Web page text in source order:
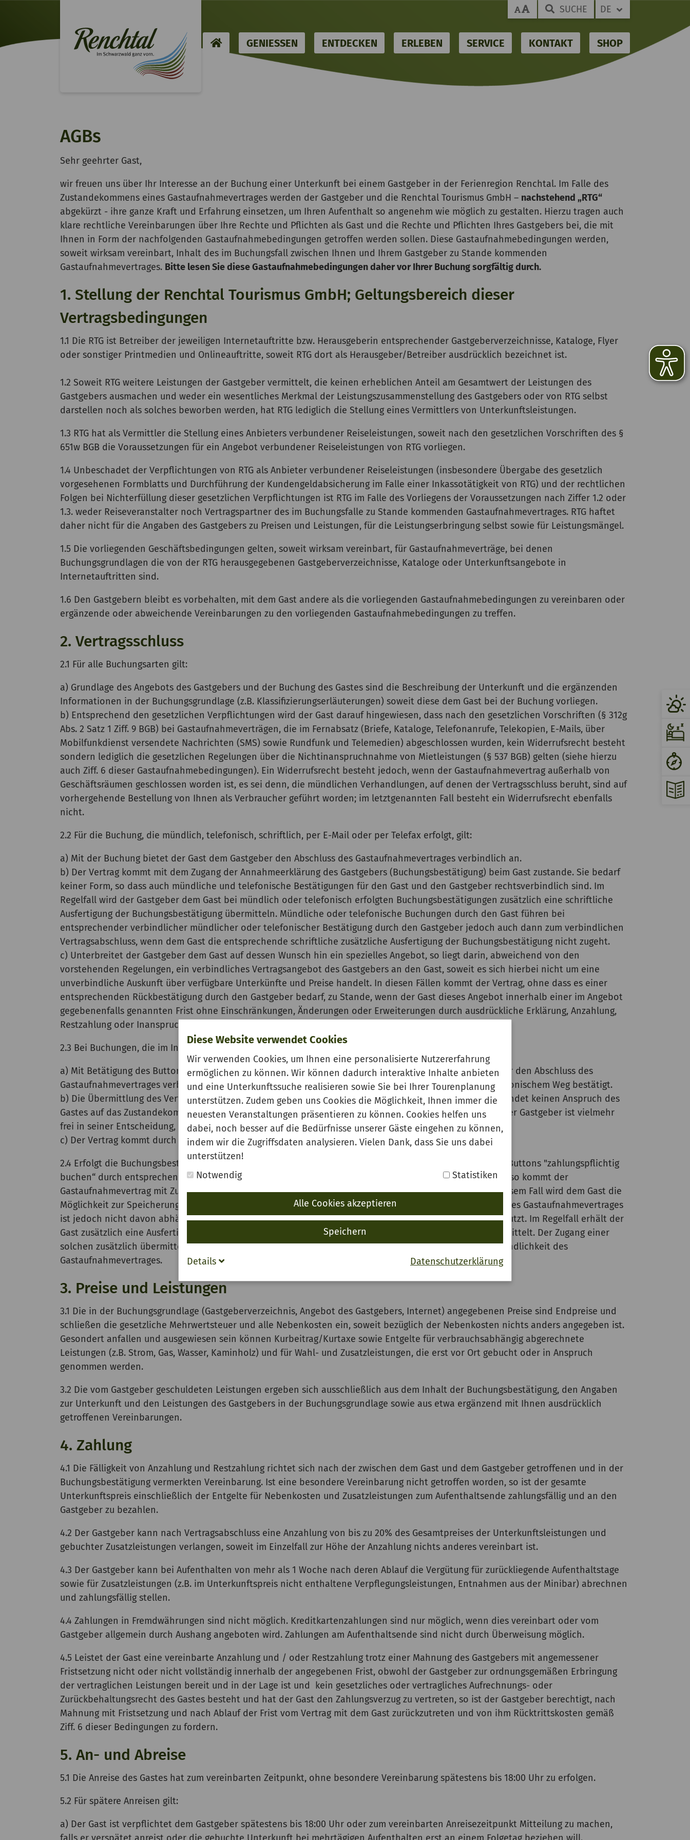
Diese Website verwendet Cookies
Wir verwenden Cookies, um Ihnen eine personalisierte Nutzererfahrung
ermöglichen zu können. Wir können dadurch interaktive Inhalte anbieten
und eine Unterkunftssuche realisieren sowie Sie bei Ihrer Tourenplanung
unterstützen. Zudem geben uns Cookies die Möglichkeit, Ihnen immer die
neuesten Veranstaltungen präsentieren zu können. Cookies helfen uns
dabei, noch besser auf die Bedürfnisse unserer Gäste eingehen zu können,
indem wir die Zugriffsdaten analysieren. Vielen Dank, dass Sie uns dabei
unterstützen!
Notwendig
Statistiken
Alle Cookies akzeptieren
Speichern
Datenschutzerklärung
Details
SUCHE DE
HOMEGENIESSEN ENTDECKEN ERLEBEN SERVICE KONTAKT SHOP
AGBs
Sehr geehrter Gast,
wir freuen uns über Ihr Interesse an der Buchung einer Unterkunft bei einem Gastgeber in der Ferienregion Renchtal. Im Falle des
Zustandekommens eines Gastaufnahmevertrages werden der Gastgeber und die Renchtal Tourismus GmbH – nachstehend „RTG“
abgekürzt - ihre ganze Kraft und Erfahrung einsetzen, um Ihren Aufenthalt so angenehm wie möglich zu gestalten. Hierzu tragen auch
klare rechtliche Vereinbarungen über Ihre Rechte und Pflichten als Gast und die Rechte und Pflichten Ihres Gastgebers bei, die mit
Ihnen in Form der nachfolgenden Gastaufnahmebedingungen getroffen werden sollen. Diese Gastaufnahmebedingungen werden,
soweit wirksam vereinbart, Inhalt des im Buchungsfall zwischen Ihnen und Ihrem Gastgeber zu Stande kommenden
Gastaufnahmevertrages. Bitte lesen Sie diese Gastaufnahmebedingungen daher vor Ihrer Buchung sorgfältig durch.
1. Stellung der Renchtal Tourismus GmbH; Geltungsbereich dieser
Vertragsbedingungen
1.1 Die RTG ist Betreiber der jeweiligen Internetauftritte bzw. Herausgeberin entsprechender Gastgeberverzeichnisse, Kataloge, Flyer
oder sonstiger Printmedien und Onlineauftritte, soweit RTG dort als Herausgeber/Betreiber ausdrücklich bezeichnet ist.
1.2 Soweit RTG weitere Leistungen der Gastgeber vermittelt, die keinen erheblichen Anteil am Gesamtwert der Leistungen des
Gastgebers ausmachen und weder ein wesentliches Merkmal der Leistungszusammenstellung des Gastgebers oder von RTG selbst
darstellen noch als solches beworben werden, hat RTG lediglich die Stellung eines Vermittlers von Unterkunftsleistungen.
1.3 RTG hat als Vermittler die Stellung eines Anbieters verbundener Reiseleistungen, soweit nach den gesetzlichen Vorschriften des §
651w BGB die Voraussetzungen für ein Angebot verbundener Reiseleistungen von RTG vorliegen.
1.4 Unbeschadet der Verpflichtungen von RTG als Anbieter verbundener Reiseleistungen (insbesondere Übergabe des gesetzlich
vorgesehenen Formblatts und Durchführung der Kundengeldabsicherung im Falle einer Inkassotätigkeit von RTG) und der rechtlichen
Folgen bei Nichterfüllung dieser gesetzlichen Verpflichtungen ist RTG im Falle des Vorliegens der Voraussetzungen nach Ziffer 1.2 oder
1.3. weder Reiseveranstalter noch Vertragspartner des im Buchungsfalle zu Stande kommenden Gastaufnahmevertrages. RTG haftet
daher nicht für die Angaben des Gastgebers zu Preisen und Leistungen, für die Leistungserbringung selbst sowie für Leistungsmängel.
1.5 Die vorliegenden Geschäftsbedingungen gelten, soweit wirksam vereinbart, für Gastaufnahmeverträge, bei denen
Buchungsgrundlagen die von der RTG herausgegebenen Gastgeberverzeichnisse, Kataloge oder Unterkunftsangebote in
Internetauftritten sind.
1.6 Den Gastgebern bleibt es vorbehalten, mit dem Gast andere als die vorliegenden Gastaufnahmebedingungen zu vereinbaren oder
ergänzende oder abweichende Vereinbarungen zu den vorliegenden Gastaufnahmebedingungen zu treffen.
2. Vertragsschluss
2.1 Für alle Buchungsarten gilt:
a) Grundlage des Angebots des Gastgebers und der Buchung des Gastes sind die Beschreibung der Unterkunft und die ergänzenden
Informationen in der Buchungsgrundlage (z.B. Klassifizierungserläuterungen) soweit diese dem Gast bei der Buchung vorliegen.
b) Entsprechend den gesetzlichen Verpflichtungen wird der Gast darauf hingewiesen, dass nach den gesetzlichen Vorschriften (§ 312g
Abs. 2 Satz 1 Ziff. 9 BGB) bei Gastaufnahmeverträgen, die im Fernabsatz (Briefe, Kataloge, Telefonanrufe, Telekopien, E-Mails, über
Mobilfunkdienst versendete Nachrichten (SMS) sowie Rundfunk und Telemedien) abgeschlossen wurden, kein Widerrufsrecht besteht
sondern lediglich die gesetzlichen Regelungen über die Nichtinanspruchnahme von Mietleistungen (§ 537 BGB) gelten (siehe hierzu
auch Ziff. 6 dieser Gastaufnahmebedingungen). Ein Widerrufsrecht besteht jedoch, wenn der Gastaufnahmevertrag außerhalb von
Geschäftsräumen geschlossen worden ist, es sei denn, die mündlichen Verhandlungen, auf denen der Vertragsschluss beruht, sind auf
vorhergehende Bestellung von Ihnen als Verbraucher geführt worden; im letztgenannten Fall besteht ein Widerrufsrecht ebenfalls
nicht.
2.2 Für die Buchung, die mündlich, telefonisch, schriftlich, per E-Mail oder per Telefax erfolgt, gilt:
a) Mit der Buchung bietet der Gast dem Gastgeber den Abschluss des Gastaufnahmevertrages verbindlich an.
b) Der Vertrag kommt mit dem Zugang der Annahmeerklärung des Gastgebers (Buchungsbestätigung) beim Gast zustande. Sie bedarf
keiner Form, so dass auch mündliche und telefonische Bestätigungen für den Gast und den Gastgeber rechtsverbindlich sind. Im
Regelfall wird der Gastgeber dem Gast bei mündlich oder telefonisch erfolgten Buchungsbestätigungen zusätzlich eine schriftliche
Ausfertigung der Buchungsbestätigung übermitteln. Mündliche oder telefonische Buchungen durch den Gast führen bei
entsprechender verbindlicher mündlicher oder telefonischer Bestätigung durch den Gastgeber jedoch auch dann zum verbindlichen
Vertragsabschluss, wenn dem Gast die entsprechende schriftliche zusätzliche Ausfertigung der Buchungsbestätigung nicht zugeht.
c) Unterbreitet der Gastgeber dem Gast auf dessen Wunsch hin ein spezielles Angebot, so liegt darin, abweichend von den
vorstehenden Regelungen, ein verbindliches Vertragsangebot des Gastgebers an den Gast, soweit es sich hierbei nicht um eine
unverbindliche Auskunft über verfügbare Unterkünfte und Preise handelt. In diesen Fällen kommt der Vertrag, ohne dass es einer
entsprechenden Rückbestätigung durch den Gastgeber bedarf, zu Stande, wenn der Gast dieses Angebot innerhalb einer im Angebot
gegebenenfalls genannten Frist ohne Einschränkungen, Änderungen oder Erweiterungen durch ausdrückliche Erklärung, Anzahlung,
Restzahlung oder Inanspruchnahme der Unterkunft annimmt.
2.3 Bei Buchungen, die im Internet erfolgen, gilt für den Vertragsabschluss:
a) Mit Betätigung des Buttons (der Schaltfläche) "zahlungspflichtig buchen“ bietet der Gast dem Gastgeber den Abschluss des
Gastaufnahmevertrages verbindlich an. Dem Gast wird der Eingang seiner Buchung unverzüglich auf elektronischem Weg bestätigt.
b) Die Übermittlung des Vertragsangebots durch Betätigung des Buttons "zahlungspflichtig buchen" begründet keinen Anspruch des
Gastes auf das Zustandekommen eines Gastaufnahmevertrages entsprechend seiner Buchungsangaben. Der Gastgeber ist vielmehr
frei in seiner Entscheidung, das Vertragsangebot des Gastes anzunehmen oder nicht.
c) Der Vertrag kommt durch den Zugang der Buchungsbestätigung beim Gast zu Stande.
2.4 Erfolgt die Buchungsbestätigung sofort nach Vornahme der Buchung des Gastes durch Betätigung des Buttons "zahlungspflichtig
buchen“ durch entsprechende Darstellung der Buchungsbestätigung am Bildschirm (Buchung in Echtzeit), so kommt der
Gastaufnahmevertrag mit Zugang und Darstellung dieser Buchungsbestätigung beim Gast zu Stande. In diesem Fall wird dem Gast die
Möglichkeit zur Speicherung und zum Ausdruck der Buchungsbestätigung angeboten. Die Verbindlichkeit des Gastaufnahmevertrages
ist jedoch nicht davon abhängig, dass der Gast diese Möglichkeiten zur Speicherung oder zum Ausdruck nutzt. Im Regelfall erhält der
Gast zusätzlich eine Ausfertigung der Buchungsbestätigung per E-Mail, E-Mail-Anhang, Post oder Fax übermittelt. Der Zugang einer
solchen zusätzlich übermittelten Buchungsbestätigung ist jedoch nicht Voraussetzung für die Rechtsverbindlichkeit des
Gastaufnahmevertrages.
3. Preise und Leistungen
3.1 Die in der Buchungsgrundlage (Gastgeberverzeichnis, Angebot des Gastgebers, Internet) angegebenen Preise sind Endpreise und
schließen die gesetzliche Mehrwertsteuer und alle Nebenkosten ein, soweit bezüglich der Nebenkosten nichts anders angegeben ist.
Gesondert anfallen und ausgewiesen sein können Kurbeitrag/Kurtaxe sowie Entgelte für verbrauchsabhängig abgerechnete
Leistungen (z.B. Strom, Gas, Wasser, Kaminholz) und für Wahl- und Zusatzleistungen, die erst vor Ort gebucht oder in Anspruch
genommen werden.
3.2 Die vom Gastgeber geschuldeten Leistungen ergeben sich ausschließlich aus dem Inhalt der Buchungsbestätigung, den Angaben
zur Unterkunft und den Leistungen des Gastgebers in der Buchungsgrundlage sowie aus etwa ergänzend mit Ihnen ausdrücklich
getroffenen Vereinbarungen.
4. Zahlung
4.1 Die Fälligkeit von Anzahlung und Restzahlung richtet sich nach der zwischen dem Gast und dem Gastgeber getroffenen und in der
Buchungsbestätigung vermerkten Vereinbarung. Ist eine besondere Vereinbarung nicht getroffen worden, so ist der gesamte
Unterkunftspreis einschließlich der Entgelte für Nebenkosten und Zusatzleistungen zum Aufenthaltsende zahlungsfällig und an den
Gastgeber zu bezahlen.
4.2 Der Gastgeber kann nach Vertragsabschluss eine Anzahlung von bis zu 20% des Gesamtpreises der Unterkunftsleistungen und
gebuchter Zusatzleistungen verlangen, soweit im Einzelfall zur Höhe der Anzahlung nichts anderes vereinbart ist.
4.3 Der Gastgeber kann bei Aufenthalten von mehr als 1 Woche nach deren Ablauf die Vergütung für zurückliegende Aufenthaltstage
sowie für Zusatzleistungen (z.B. im Unterkunftspreis nicht enthaltene Verpflegungsleistungen, Entnahmen aus der Minibar) abrechnen
und zahlungsfällig stellen.
4.4 Zahlungen in Fremdwährungen sind nicht möglich. Kreditkartenzahlungen sind nur möglich, wenn dies vereinbart oder vom
Gastgeber allgemein durch Aushang angeboten wird. Zahlungen am Aufenthaltsende sind nicht durch Überweisung möglich.
4.5 Leistet der Gast eine vereinbarte Anzahlung und / oder Restzahlung trotz einer Mahnung des Gastgebers mit angemessener
Fristsetzung nicht oder nicht vollständig innerhalb der angegebenen Frist, obwohl der Gastgeber zur ordnungsgemäßen Erbringung
der vertraglichen Leistungen bereit und in der Lage ist und kein gesetzliches oder vertragliches Aufrechnungs- oder
Zurückbehaltungsrecht des Gastes besteht und hat der Gast den Zahlungsverzug zu vertreten, so ist der Gastgeber berechtigt, nach
Mahnung mit Fristsetzung und nach Ablauf der Frist vom Vertrag mit dem Gast zurückzutreten und von ihm Rücktrittskosten gemäß
Ziff. 6 dieser Bedingungen zu fordern.
5. An- und Abreise
5.1 Die Anreise des Gastes hat zum vereinbarten Zeitpunkt, ohne besondere Vereinbarung spätestens bis 18:00 Uhr zu erfolgen.
5.2 Für spätere Anreisen gilt:
a) Der Gast ist verpflichtet dem Gastgeber spätestens bis 18:00 Uhr oder zum vereinbarten Anreisezeitpunkt Mitteilung zu machen,